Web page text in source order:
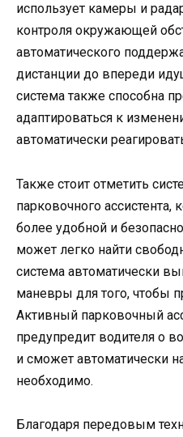
использует камеры и
контроля окружающей
автоматического
дистанции до впереди
система также способна
адаптироваться к
автоматически
Также стоит отметить
парковочного ассистента,
более удобной и
может легко найти
система автоматически
маневры для того, чтобы
Активный парковочный
предупредит водителя о
и сможет автоматически
необходимо.
Благодаря передовым